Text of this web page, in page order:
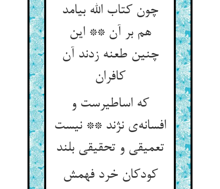
چون کتاب الله بیامد
هم بر آن ** این
چنین طعنه زدند آن
کافران
که اساطیرست و
افسانه‌ی نژند ** نیست
تعمیقی و تحقیقی بلند
کودکان خرد فهمش